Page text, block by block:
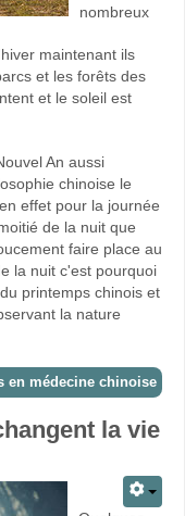
nombreux
maintenant ils
et les forêts des
et le soleil est
An aussi
chinoise le
effet pour la journée
de la nuit que
faire place au
la nuit c'est pourquoi
printemps chinois et
la nature
en médecine chinoise
la vie